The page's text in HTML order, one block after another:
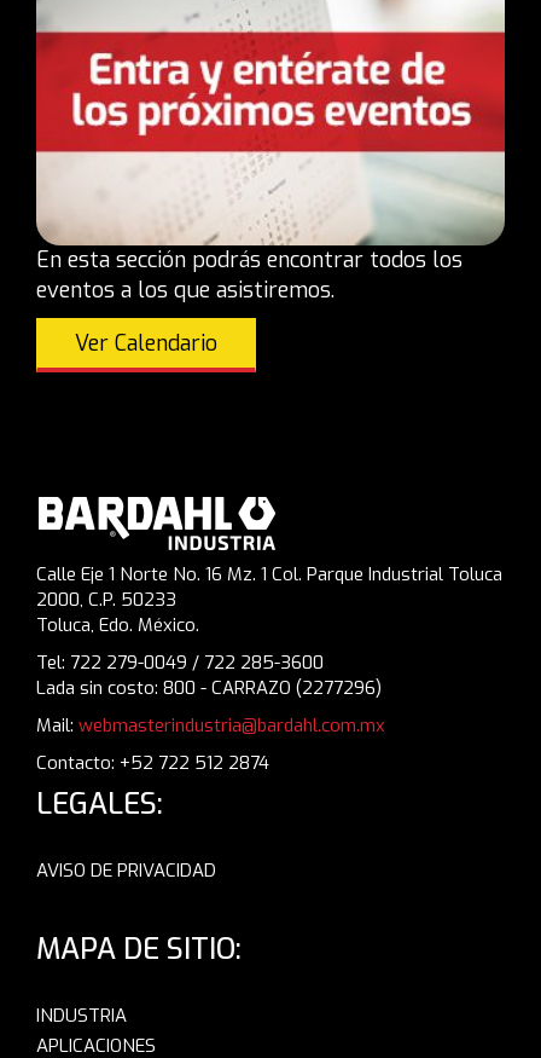
En esta sección podrás encontrar todos los
eventos a los que asistiremos.
Ver Calendario
Calle Eje 1 Norte No. 16 Mz. 1 Col. Parque Industrial Toluca
2000, C.P. 50233
Toluca, Edo. México.
Tel: 722 279-0049 / 722 285-3600
Lada sin costo: 800 - CARRAZO (2277296)
Mail: webmasterindustria@bardahl.com.mx
Contacto: +52 722 512 2874
LEGALES:
AVISO DE PRIVACIDAD
MAPA DE SITIO:
INDUSTRIA
APLICACIONES